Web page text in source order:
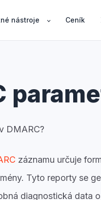
nástroje Ceník
DMARC?
záznamu určuje
Tyto reporty se
diagnostická data